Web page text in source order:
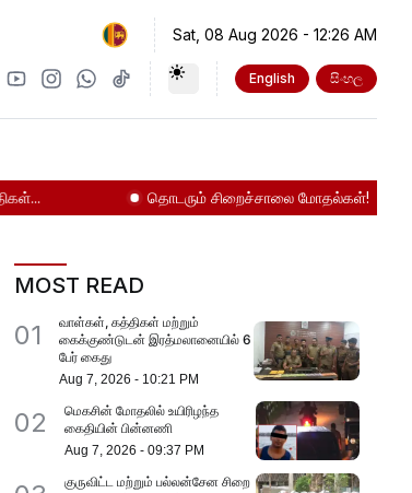
Sat, 08 Aug 2026 - 12:26 AM
English සිංහල
தொடரும் சிறைச்சாலை மோதல்கள்!
MOST READ
01
வாள்கள், கத்திகள் மற்றும்
கைக்குண்டுடன் இரத்மலானையில் 6
பேர் கைது
Aug 7, 2026 - 10:21 PM
02
மெகசின் மோதலில் உயிரிழந்த
கைதியின் பின்னணி
Aug 7, 2026 -09:37 PM
குருவிட்ட மற்றும் பல்லன்சேன சிறை